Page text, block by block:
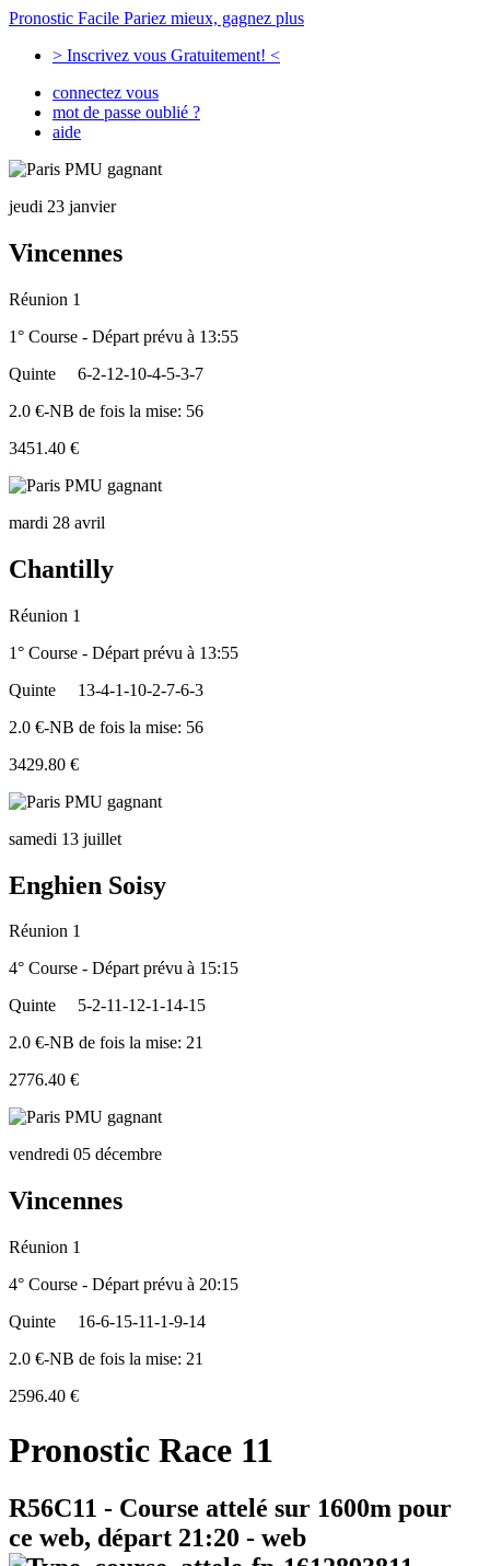
Pronostic Facile Pariez mieux, gagnez plus
> Inscrivez vous Gratuitement! <
connectez vous
mot de passe oublié ?
aide
jeudi 23 janvier
Vincennes
Réunion 1
1° Course - Départ prévu à 13:55
Quinte
6-2-12-10-4-5-3-7
2.0 €-NB de fois la mise: 56
3451.40 €
mardi 28 avril
Chantilly
Réunion 1
1° Course - Départ prévu à 13:55
Quinte
13-4-1-10-2-7-6-3
2.0 €-NB de fois la mise: 56
3429.80 €
samedi 13 juillet
Enghien Soisy
Réunion 1
4° Course - Départ prévu à 15:15
Quinte
5-2-11-12-1-14-15
2.0 €-NB de fois la mise: 21
2776.40 €
vendredi 05 décembre
Vincennes
Réunion 1
4° Course - Départ prévu à 20:15
Quinte
16-6-15-11-1-9-14
2.0 €-NB de fois la mise: 21
2596.40 €
Pronostic Race 11
R56C11 - Course attelé sur 1600m pour
ce web, départ 21:20 - web